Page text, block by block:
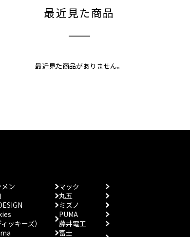
最近見た商品
最近見た商品がありません。
ン
ィッキーズ）
マック
丸五
ミズノ
PUMA
藤井電工
富士